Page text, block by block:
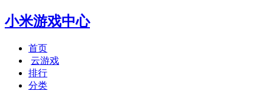
小米游戏中心
首页
云游戏
排行
分类